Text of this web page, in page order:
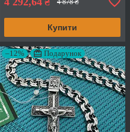
4 878 ₴
Купити
–12% Подарунок